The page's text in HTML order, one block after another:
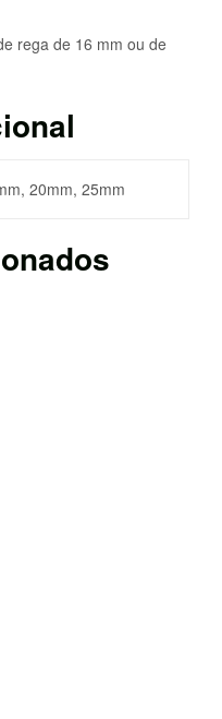
rega de 16 mm ou de
20mm, 25mm